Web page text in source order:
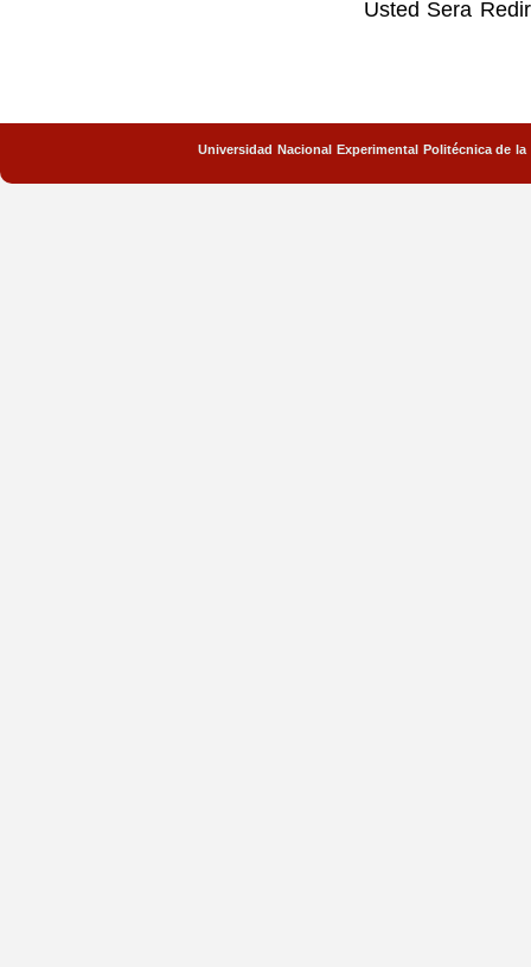
Usted Sera
Universidad Nacional Experimental Politécnica de